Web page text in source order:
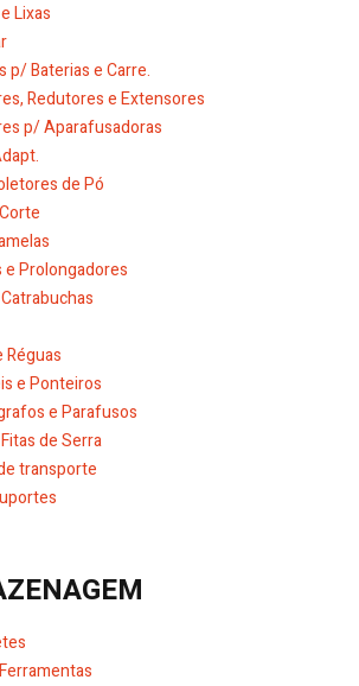
Lixas
p/ Baterias e Carre.
Redutores e Extensores
p/ Aparafusadoras
de Pó
Prolongadores
Réguas
e Ponteiros
e Parafusos
de Serra
transporte